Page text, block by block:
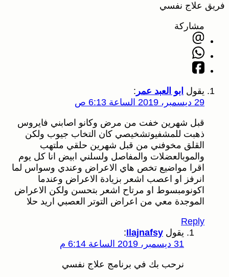
فريق علاج نفسي
مشاركة
يقول ابو العبد عمر :
29 ديسمبر، 2019 الساعة 6:13 ص
قبل شهرين خفت من مرض وكانو اصابني فايروس
ذهبت للمشفيوتشخيصي كان التخاب جيوب ولكن
القلق مخوفني من قبل شهرين حلقي ملتهب
والموبالعضلات والمفاصل ولسلني ابيض انا كل يوم
اقرا مواضيع تخص هاي الاعراض وعندي وسواس لما
انرفز او اعصب اشعر بزيادة الاعراض وعندما
اكونومبسوط او مرتاح اشعر بتحسن ولكن الاعراض
الموجدة معي من اعراض التوتر العصبي اريد حلا
Reply
يقول Ilajnafsy
:
31 ديسمبر، 2019 الساعة 6:14 م
نرحب بك في برنامج علاج نفسي